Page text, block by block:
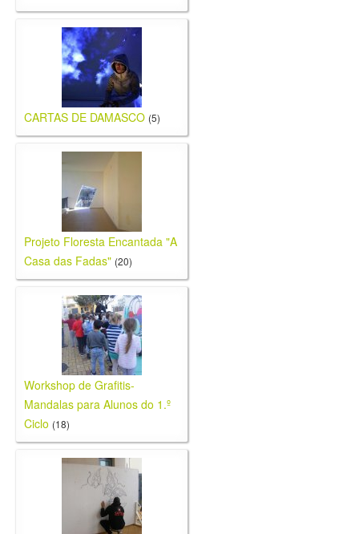
CARTAS DE DAMASCO (5)
Projeto Floresta Encantada "A
Casa das Fadas" (20)
Workshop de Grafitis-
Mandalas para Alunos do 1.º
Ciclo (18)